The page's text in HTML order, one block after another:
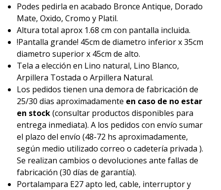
Podes pedirla en acabado Bronce Antique, Dorado
Mate, Oxido, Cromo y Platil.
Altura total aprox 1.68 cm con pantalla incluida.
!Pantalla grande! 45cm de diametro inferior x 35cm
diametro superior x 45cm de alto.
Tela a elección en Lino natural, Lino Blanco,
Arpillera Tostada o Arpillera Natural.
Los pedidos tienen una demora de fabricación de
25/30 dias aproximadamente en caso de no estar
en stock(consultar productos disponibles para
entrega inmediata). A los pedidos con envío sumar
el plazo del envío (48-72 hs aproximadamente,
según medio utilizado correo o cadetería privada ).
Se realizan cambios o devoluciones ante fallas de
fabricación (30 días de garantía).
Portalampara E27 apto led, cable, interruptor y